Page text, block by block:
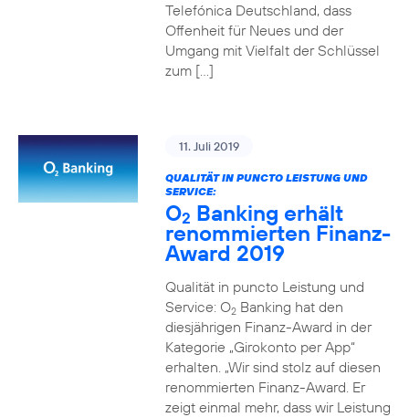
Telefónica Deutschland, dass
Offenheit für Neues und der
Umgang mit Vielfalt der Schlüssel
zum […]
11. Juli 2019
QUALITÄT IN PUNCTO LEISTUNG UND
SERVICE:
O2 Banking erhält
renommierten Finanz-
Award 2019
Qualität in puncto Leistung und
Service: O2Banking hat den
diesjährigen Finanz-Award in der
Kategorie „Girokonto per App“
erhalten. „Wir sind stolz auf diesen
renommierten Finanz-Award. Er
zeigt einmal mehr, dass wir Leistung